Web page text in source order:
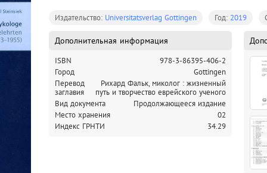
Издательство: Universitatsverlag Gottingen Год: 2019
Дополнительная информация
ISBN
978-3-86395-406-2
Город
Gottingen
Перевод
заглавия
Рихард Фальк, миколог : жизненный
путь и творчество еврейского ученого
Вид документа
Продолжающееся издание
Место хранения
02
Индекс ГРНТИ
34.29